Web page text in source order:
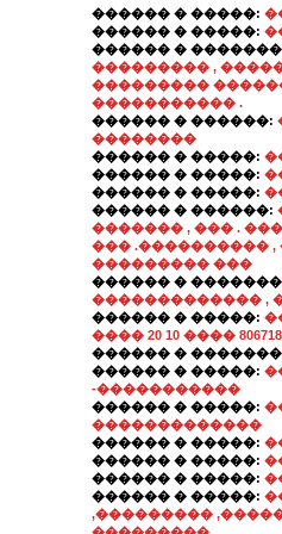
������ � �����:
������ � �����:
������ �
��������� ,
���������
����������� .
������ � ������:
��������
������ � �����:
������ � �����:
������ � �����:
������ � ������:
������� , ��� .
��� .����������
��������� ���
������ �
������������� ,
������ � �����:
���� 20 10 ����
������ �
������ � �����:
-�����������
������ � �����:
�������������
������ � �����:
������ � �����:
������ � �����:
������ � �����:
,���������